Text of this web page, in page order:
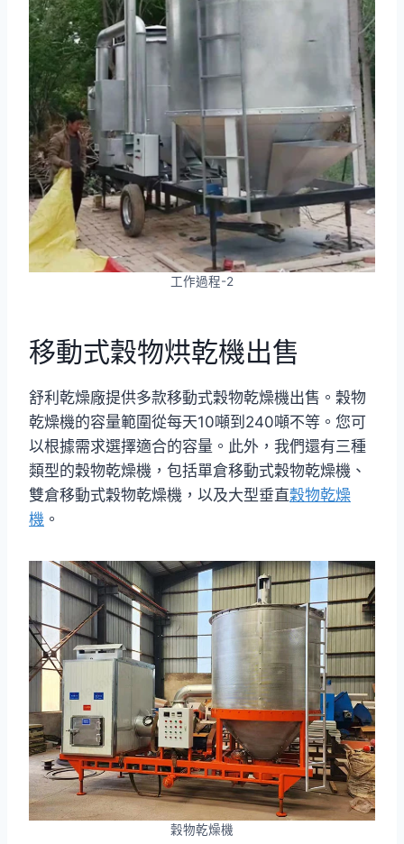
工作過程-2
移動式穀物烘乾機出售
舒利乾燥廠提供多款移動式穀物乾燥機出售。穀物
乾燥機的容量範圍從每天10噸到240噸不等。您可
以根據需求選擇適合的容量。此外，我們還有三種
類型的穀物乾燥機，包括單倉移動式穀物乾燥機、
雙倉移動式穀物乾燥機，以及大型垂直穀物乾燥
機 。
穀物乾燥機